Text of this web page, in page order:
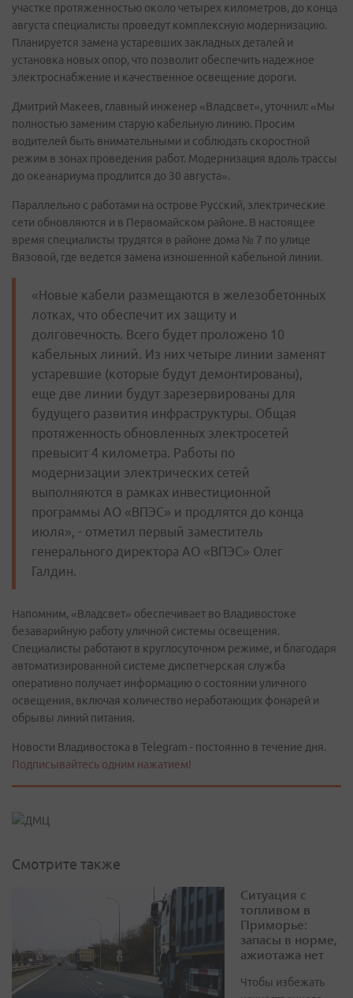
участке протяженностью около четырех километров, до конца
августа специалисты проведут комплексную модернизацию.
Планируется замена устаревших закладных деталей и
установка новых опор, что позволит обеспечить надежное
электроснабжение и качественное освещение дороги.
Дмитрий Макеев, главный инженер «Владсвет», уточнил: «Мы
полностью заменим старую кабельную линию. Просим
водителей быть внимательными и соблюдать скоростной
режим в зонах проведения работ. Модернизация вдоль трассы
до океанариума продлится до 30 августа».
Параллельно с работами на острове Русский, электрические
сети обновляются и в Первомайском районе. В настоящее
время специалисты трудятся в районе дома № 7 по улице
Вязовой, где ведется замена изношенной кабельной линии.
«Новые кабели размещаются в железобетонных
лотках, что обеспечит их защиту и
долговечность. Всего будет проложено 10
кабельных линий. Из них четыре линии заменят
устаревшие (которые будут демонтированы),
еще две линии будут зарезервированы для
будущего развития инфраструктуры. Общая
протяженность обновленных электросетей
превысит 4 километра. Работы по
модернизации электрических сетей
выполняются в рамках инвестиционной
программы АО «ВПЭС» и продлятся до конца
июля», - отметил первый заместитель
генерального директора АО «ВПЭС» Олег
Галдин.
Напомним, «Владсвет» обеспечивает во Владивостоке
безаварийную работу уличной системы освещения.
Специалисты работают в круглосуточном режиме, и благодаря
автоматизированной системе диспетчерская служба
оперативно получает информацию о состоянии уличного
освещения, включая количество неработающих фонарей и
обрывы линий питания.
Новости Владивостока в Telegram - постоянно в течение дня.
Подписывайтесь одним нажатием!
Смотрите также
Ситуация с
топливом в
Приморье:
запасы в норме,
ажиотажа нет
Чтобы избежать